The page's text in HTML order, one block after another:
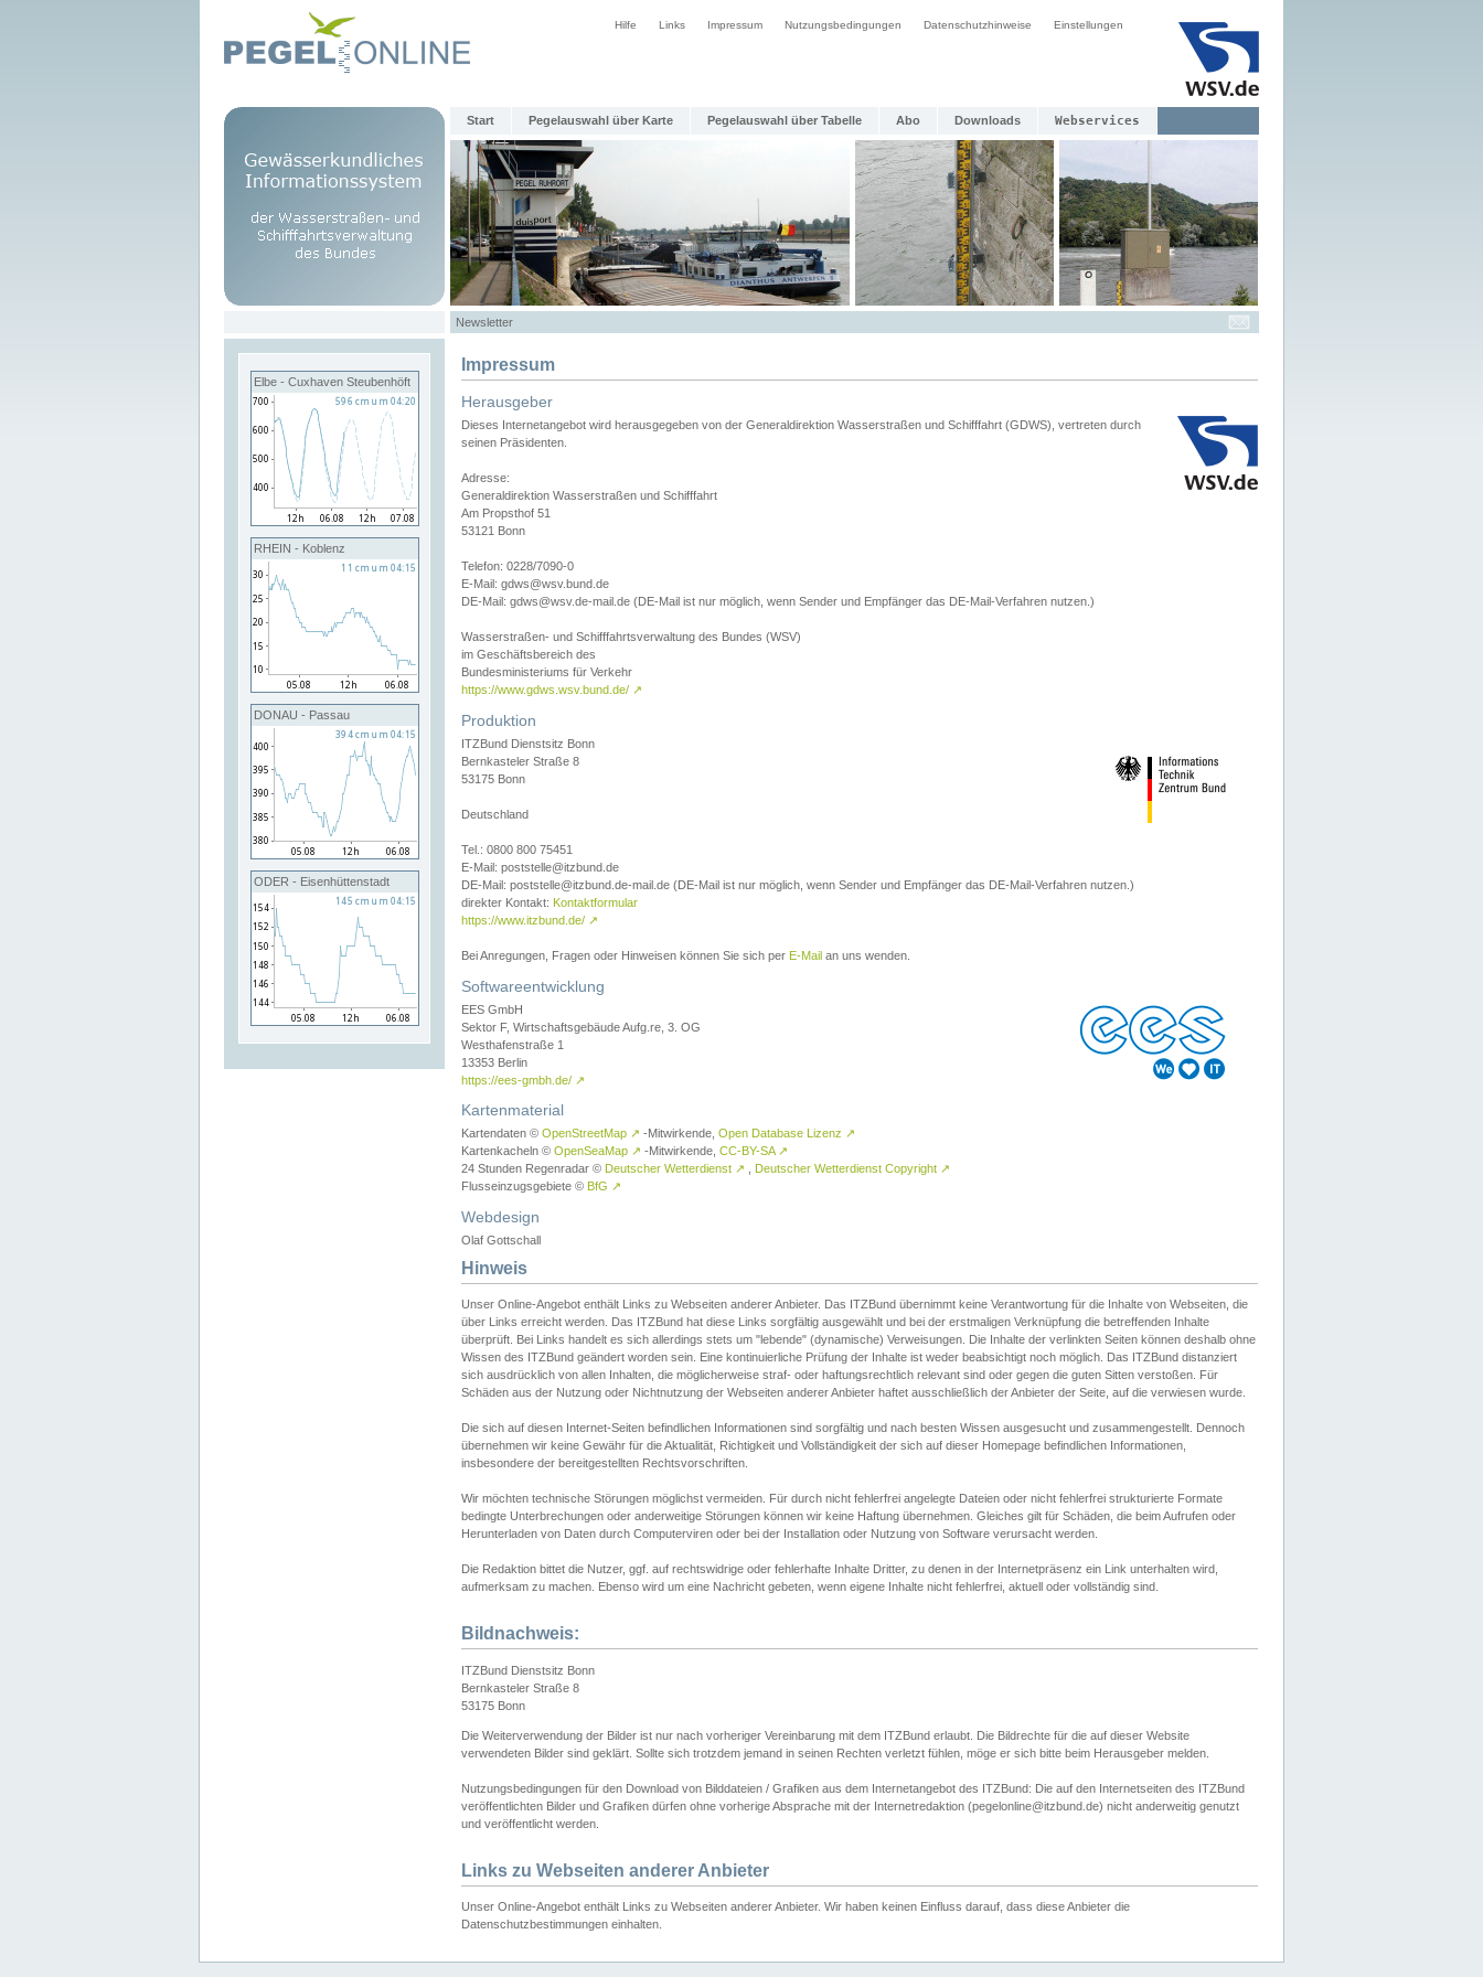
Hilfe Links Impressum Nutzungsbedingungen Datenschutzhinweise Einstellungen
Start Pegelauswahl über Karte Pegelauswahl über Tabelle Abo Downloads Webservices
Newsletter
Elbe - Cuxhaven Steubenhöft
RHEIN - Koblenz
DONAU - Passau
ODER - Eisenhüttenstadt
Impressum
Herausgeber
Dieses Internetangebot wird herausgegeben von der Generaldirektion Wasserstraßen und Schifffahrt (GDWS), vertreten durch
seinen Präsidenten.
Adresse:
Generaldirektion Wasserstraßen und Schifffahrt
Am Propsthof 51
53121 Bonn
Telefon: 0228/7090-0
E-Mail: gdws@wsv.bund.de
DE-Mail: gdws@wsv.de-mail.de (DE-Mail ist nur möglich, wenn Sender und Empfänger das DE-Mail-Verfahren nutzen.)
Wasserstraßen- und Schifffahrtsverwaltung des Bundes (WSV)
im Geschäftsbereich des
Bundesministeriums für Verkehr
https://www.gdws.wsv.bund.de/ ↗
Produktion
ITZBund Dienstsitz Bonn
Bernkasteler Straße 8
53175 Bonn
Deutschland
Tel.: 0800 800 75451
E-Mail: poststelle@itzbund.de
DE-Mail: poststelle@itzbund.de-mail.de (DE-Mail ist nur möglich, wenn Sender und Empfänger das DE-Mail-Verfahren nutzen.)
direkter Kontakt: Kontaktformular
https://www.itzbund.de/ ↗
Bei Anregungen, Fragen oder Hinweisen können Sie sich per E-Mail an uns wenden.
Softwareentwicklung
EES GmbH
Sektor F, Wirtschaftsgebäude Aufg.re, 3. OG
Westhafenstraße 1
13353 Berlin
https://ees-gmbh.de/ ↗
Kartenmaterial
Kartendaten © OpenStreetMap ↗ -Mitwirkende, Open Database Lizenz ↗
Kartenkacheln © OpenSeaMap ↗ -Mitwirkende, CC-BY-SA ↗
24 Stunden Regenradar © Deutscher Wetterdienst ↗ Deutscher Wetterdienst Copyright ↗
Flusseinzugsgebiete © BfG ↗
Webdesign
Olaf Gottschall
Hinweis
Unser Online-Angebot enthält Links zu Webseiten anderer Anbieter. Das ITZBund übernimmt keine Verantwortung für die Inhalte von Webseiten, die
über Links erreicht werden. Das ITZBund hat diese Links sorgfältig ausgewählt und bei der erstmaligen Verknüpfung die betreffenden Inhalte
überprüft. Bei Links handelt es sich allerdings stets um "lebende" (dynamische) Verweisungen. Die Inhalte der verlinkten Seiten können deshalb ohne
Wissen des ITZBund geändert worden sein. Eine kontinuierliche Prüfung der Inhalte ist weder beabsichtigt noch möglich. Das ITZBund distanziert
sich ausdrücklich von allen Inhalten, die möglicherweise straf- oder haftungsrechtlich relevant sind oder gegen die guten Sitten verstoßen. Für
Schäden aus der Nutzung oder Nichtnutzung der Webseiten anderer Anbieter haftet ausschließlich der Anbieter der Seite, auf die verwiesen wurde.
Die sich auf diesen Internet-Seiten befindlichen Informationen sind sorgfältig und nach besten Wissen ausgesucht und zusammengestellt. Dennoch
übernehmen wir keine Gewähr für die Aktualität, Richtigkeit und Vollständigkeit der sich auf dieser Homepage befindlichen Informationen,
insbesondere der bereitgestellten Rechtsvorschriften.
Wir möchten technische Störungen möglichst vermeiden. Für durch nicht fehlerfrei angelegte Dateien oder nicht fehlerfrei strukturierte Formate
bedingte Unterbrechungen oder anderweitige Störungen können wir keine Haftung übernehmen. Gleiches gilt für Schäden, die beim Aufrufen oder
Herunterladen von Daten durch Computerviren oder bei der Installation oder Nutzung von Software verursacht werden.
Die Redaktion bittet die Nutzer, ggf. auf rechtswidrige oder fehlerhafte Inhalte Dritter, zu denen in der Internetpräsenz ein Link unterhalten wird,
aufmerksam zu machen. Ebenso wird um eine Nachricht gebeten, wenn eigene Inhalte nicht fehlerfrei, aktuell oder vollständig sind.
Bildnachweis:
ITZBund Dienstsitz Bonn
Bernkasteler Straße 8
53175 Bonn
Die Weiterverwendung der Bilder ist nur nach vorheriger Vereinbarung mit dem ITZBund erlaubt. Die Bildrechte für die auf dieser Website
verwendeten Bilder sind geklärt. Sollte sich trotzdem jemand in seinen Rechten verletzt fühlen, möge er sich bitte beim Herausgeber melden.
Nutzungsbedingungen für den Download von Bilddateien / Grafiken aus dem Internetangebot des ITZBund: Die auf den Internetseiten des ITZBund
veröffentlichten Bilder und Grafiken dürfen ohne vorherige Absprache mit der Internetredaktion (pegelonline@itzbund.de) nicht anderweitig genutzt
und veröffentlicht werden.
Links zu Webseiten anderer Anbieter
Unser Online-Angebot enthält Links zu Webseiten anderer Anbieter. Wir haben keinen Einfluss darauf, dass diese Anbieter die
Datenschutzbestimmungen einhalten.